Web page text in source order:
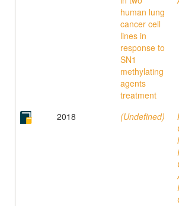
human lung
cancer cell
lines in
response to
SN1
methylating
agents
treatment
2018 (Undefined)